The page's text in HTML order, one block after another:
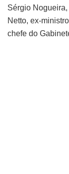
Sérgio
Netto, ex-
chefe do